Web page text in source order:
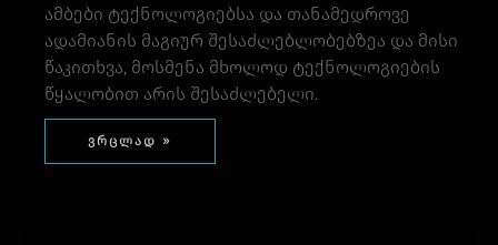
ამბები ტექნოლოგიებსა და თანამედროვე
ადამიანის მაგიურ შესაძლებლობებზეა და მისი
წაკითხვა, მოსმენა მხოლოდ ტექნოლოგიების
წყალობით არის შესაძლებელი.
ვრცლად »